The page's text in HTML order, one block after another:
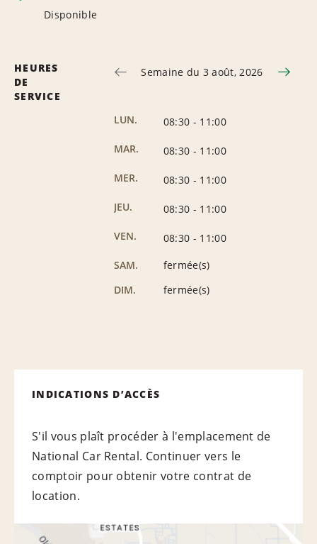
Disponible
HEURES
DE
SERVICE
Semaine du 3 août, 2026
LUN. 08:30 - 11:00
MAR.
08:30 - 11:00
MER.
08:30 - 11:00
JEU.
08:30 - 11:00
VEN.
08:30 - 11:00
SAM.
fermée(s)
DIM.
fermée(s)
INDICATIONS D’ACCÈS
S'il vous plaît procéder à l'emplacement de
National Car Rental. Continuer vers le
comptoir pour obtenir votre contrat de
location.